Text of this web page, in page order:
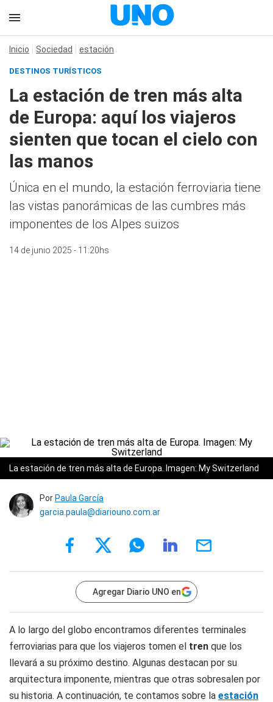
Inicio Sociedad estación
DESTINOS TURÍSTICOS
La estación de tren más alta
de Europa: aquí los viajeros
sienten que tocan el cielo con
las manos
Única en el mundo, la estación ferroviaria tiene
las vistas panorámicas de las cumbres más
imponentes de los Alpes suizos
14 de junio 2025 - 11:20hs
La estación de tren más alta de Europa. Imagen: My Switzerland
Por Paula García
garcia.paula@diariouno.com.ar
Agregar Diario UNO en
A lo largo del globo encontramos diferentes terminales
ferroviarias para que los viajeros tomen el tren que los
llevará a su próximo destino. Algunas destacan por su
arquitectura imponente, mientras que otras sobresalen por
su historia. A continuación, te contamos sobre la estación